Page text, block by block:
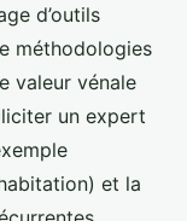
d’outils
méthodologies
valeur vénale
un expert
et la